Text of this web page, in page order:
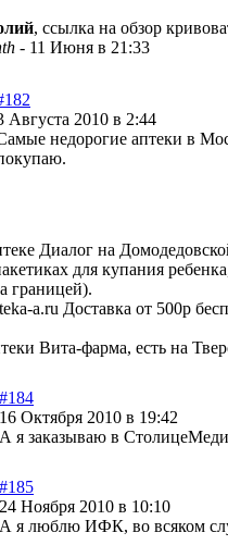
, ссылка на обзор
- 11 Июня в 21:33
Августа 2010 в 2:44
недорогие аптеки в
Диалог на
для купания
границей).
a.ru Доставка от 500р
Вита-фарма, есть на
#184
16 Октября 2010 в 19:42
А я заказываю в
#185
24 Ноября 2010 в 10:10
А я люблю ИФК, во всяком